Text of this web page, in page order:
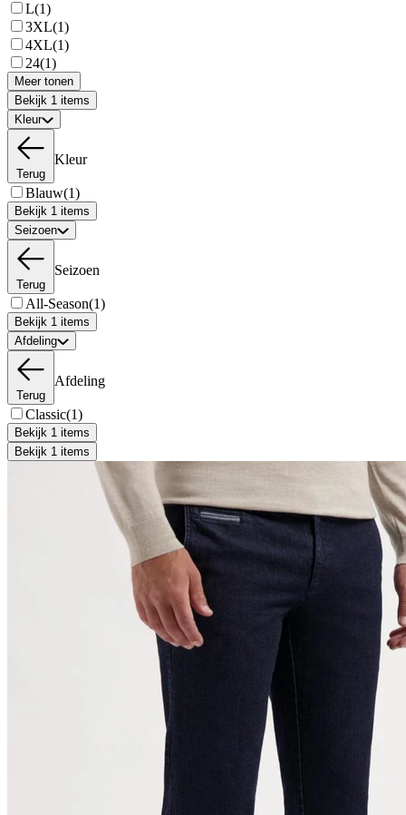
L(1)
3XL(1)
4XL(1)
24(1)
Meer tonen
Bekijk 1 items
Kleur
Terug
Kleur
Blauw(1)
Bekijk 1 items
Seizoen
Terug
Seizoen
All-Season(1)
Bekijk 1 items
Afdeling
Terug
Afdeling
Classic(1)
Bekijk 1 items
Bekijk 1 items